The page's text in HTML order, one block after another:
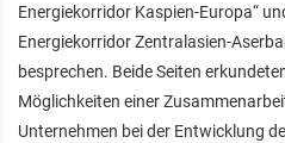
Energiekorridor Kaspien-Europa“
Energiekorridor Zentralasien-
besprechen. Beide Seiten
Möglichkeiten einer
Unternehmen bei der Entwicklung